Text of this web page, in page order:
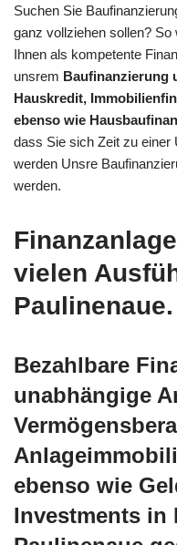
Suchen Sie
ganz vollziehen sollen?
Ihnen als kompetente
unsrem Baufinanzierung
Hauskredit,
ebenso wie
dass Sie sich Zeit zu einer
werden Unsre
werden.
vielen
Paulinenaue.
Bezahlbare
unabhängige
ebenso wie
Investments in